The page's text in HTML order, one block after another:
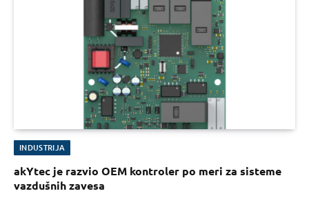
INDUSTRIJA
akYtec je razvio OEM kontroler po meri za sisteme
vazdušnih zavesa